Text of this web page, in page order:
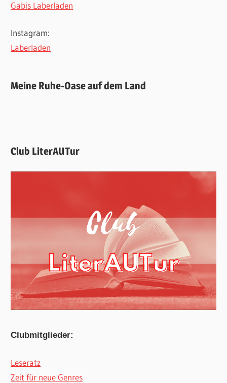
Gabis Laberladen
Instagram:
Laberladen
Meine Ruhe-Oase auf dem Land
Club LiterAUTur
Clubmitglieder:
Leseratz
Zeit für neue Genres